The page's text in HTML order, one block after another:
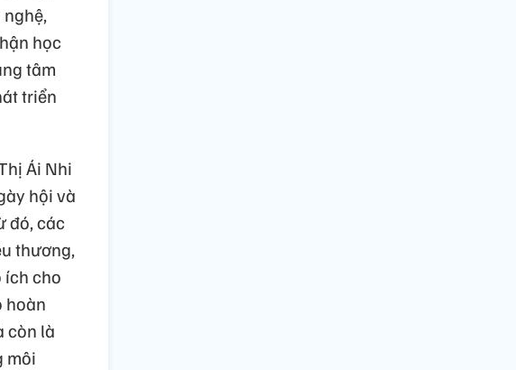
học
tâm
triển
Ái Nhi
hội và
đó, các
thương,
ích cho
hoàn
còn là
môi